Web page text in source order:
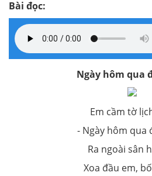
Bài đọc:
Ngày hôm qua
Em cầm tờ
- Ngày hôm qua
Ra ngoài sân
Xoa đầu em,